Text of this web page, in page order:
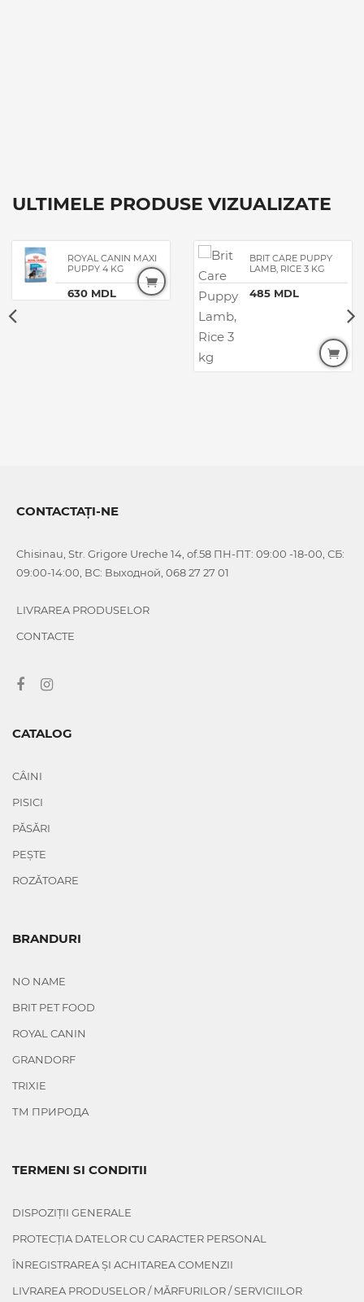
ULTIMELE PRODUSE VIZUALIZATE
ROYAL CANIN MAXI
PUPPY 4 KG
630 MDL
BRIT CARE PUPPY
LAMB, RICE 3 KG
485 MDL
CONTACTAȚI-NE
Chisinau, Str. Grigore Ureche 14, of.58 ПН-ПТ: 09:00 -18-00, СБ:
09:00-14:00, ВС: Выходной, 068 27 27 01
LIVRAREA PRODUSELOR
CONTACTE
CATALOG
CÂINI
PISICI
PĂSĂRI
PEȘTE
ROZĂTOARE
BRANDURI
NO NAME
BRIT PET FOOD
ROYAL CANIN
GRANDORF
TRIXIE
ТМ ПРИРОДА
TERMENI SI CONDITII
DISPOZIȚII GENERALE
PROTECȚIA DATELOR CU CARACTER PERSONAL
ÎNREGISTRAREA ȘI ACHITAREA COMENZII
LIVRAREA PRODUSELOR / MĂRFURILOR / SERVICIILOR